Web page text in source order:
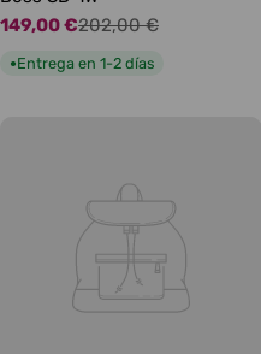
Precio
de
149,00 €
Precio
habitual
202,00 €
●Entrega en 1-2 días